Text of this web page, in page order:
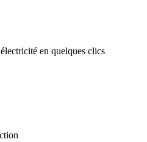
en quelques clics